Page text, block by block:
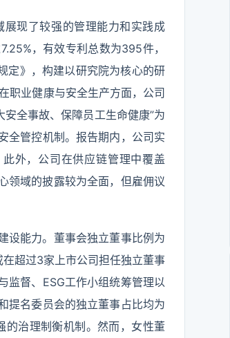
现了较强的管理能力和实践成
，有效专利总数为395件，
定》，构建以研究院为核心的研
职业健康与安全生产方面，公司
全事故、保障员工生命健康”为
全管控机制。报告期内，公司实
外，公司在供应链管理中覆盖
领域的披露较为全面，但雇佣议
设能力。董事会独立董事比例为
超过3家上市公司担任独立董事
监督、ESG工作小组统筹管理以
提名委员会的独立董事占比均为
的治理制衡机制。然而，女性董